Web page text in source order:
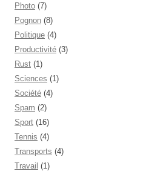
Photo (7)
Pognon (8)
Politique (4)
Productivité (3)
Rust (1)
Sciences (1)
Société (4)
Spam (2)
Sport (16)
Tennis (4)
Transports (4)
Travail (1)